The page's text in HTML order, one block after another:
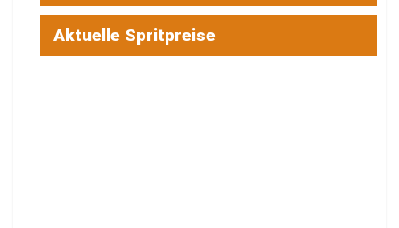
Aktuelle Spritpreise